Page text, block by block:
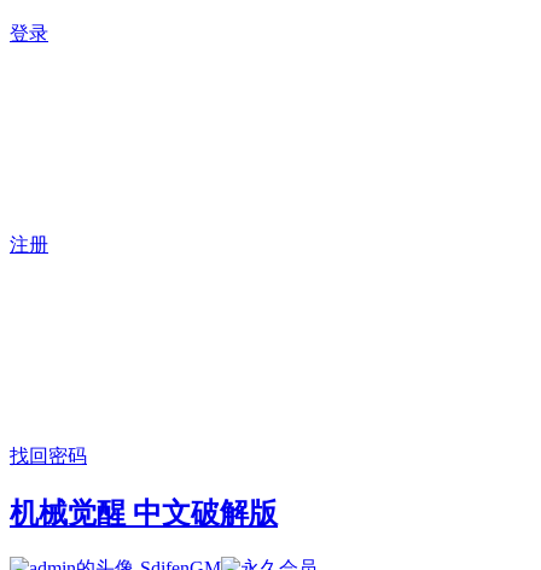
登录
注册
找回密码
机械觉醒 中文破解版